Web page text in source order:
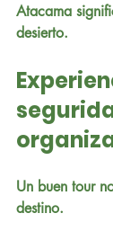
Atacama
desierto.
Un buen tour
destino.